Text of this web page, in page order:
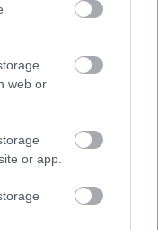
web or
or app.
és elsősorban a
arról
esetében akár az